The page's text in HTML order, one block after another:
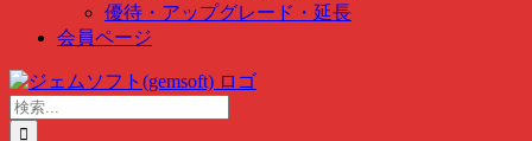
優待・アップグレード・延長
会員ページ
Skip
to
content
検
索